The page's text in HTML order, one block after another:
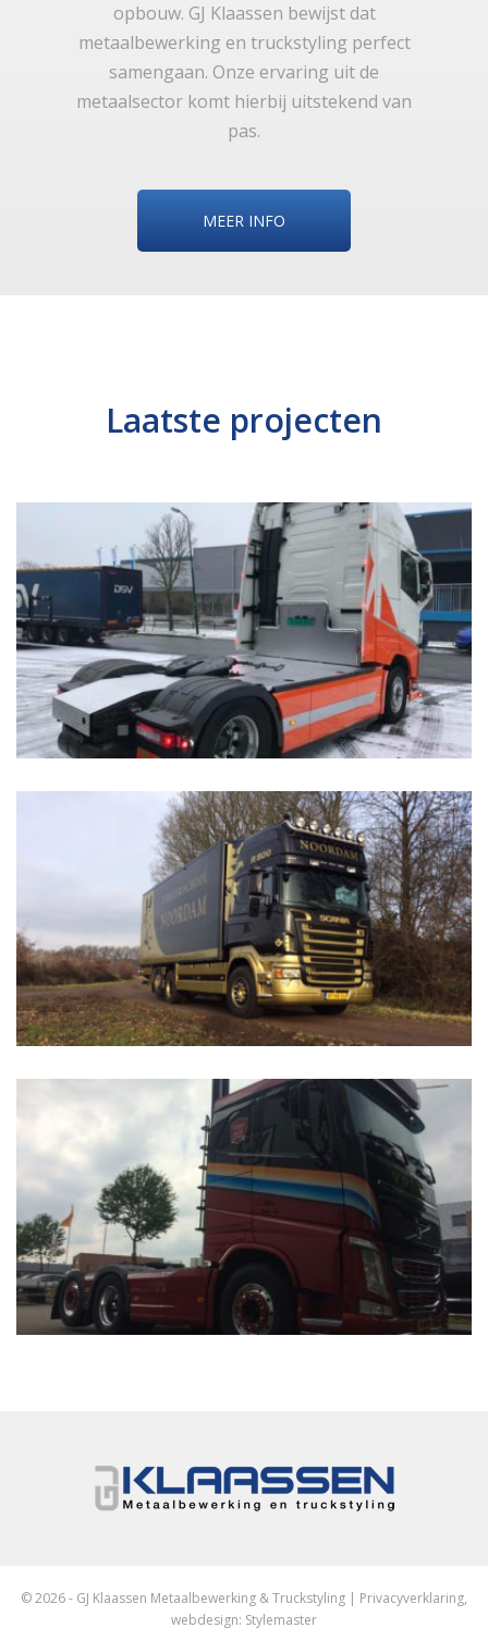
opbouw. GJ Klaassen bewijst dat
metaalbewerking en truckstyling perfect
samengaan. Onze ervaring uit de
metaalsector komt hierbij uitstekend van
pas.
MEER INFO
Laatste projecten
© 2026 - GJ Klaassen Metaalbewerking & Truckstyling | Privacyverklaring,
webdesign: Stylemaster